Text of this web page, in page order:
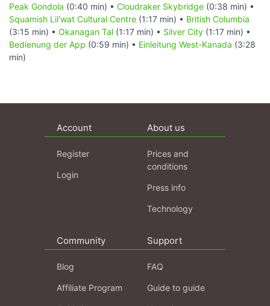
Peak Gondola (0:40 min) • Cloudraker Skybridge (0:38 min) •
Squamish Lil'wat Cultural Centre (1:17 min) • British Columbia
(3:15 min) • Okanagan Tal (1:17 min) • Silver City (1:17 min) •
Bedienung der App (0:59 min) • Einleitung West-Kanada (3:28
min)
Account
Register
Login
About us
Prices and
conditions
Press info
Technology
Community
Blog
Affiliate Program
Support
FAQ
Guide to guide